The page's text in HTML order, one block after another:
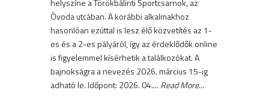
helyszíne a Törökbálinti Sportcsarnok, az
Óvoda utcában. A korábbi alkalmakhoz
hasonlóan ezúttal is lesz élő közvetítés az 1-
es és a 2-es pályáról, így az érdeklődők online
is figyelemmel kísérhetik a találkozókat. A
bajnokságra a nevezés 2026. március 15-ig
adható le. Időpont: 2026. 04.... Read More...